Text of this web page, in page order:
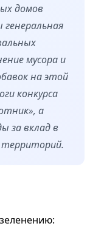
домов
генеральная
мусора и
на этой
конкурса
а
за вклад в
территорий.